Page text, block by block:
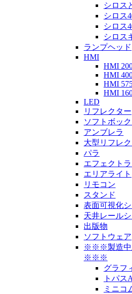
シロス
シロス
シロス
シロス
ランプヘッド
HMI
HMI
HMI
HMI
HMI
LED
リフレクター
ソフトボッ
アンブレラ
大型リフレ
パラ
エフェクト
エリアライト
リモコン
スタンド
表面可視化
天井レール
出版物
ソフトウェア
※※※製造中
※※※
グラフ
トパスA
ミニコ